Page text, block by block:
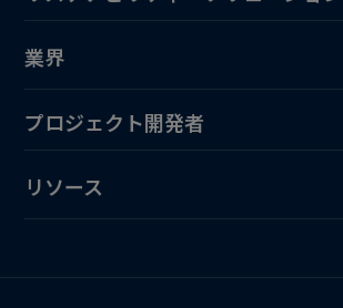
業界
プロジェクト開発者
リソース